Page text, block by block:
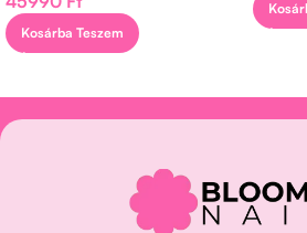
Kosárba Teszem